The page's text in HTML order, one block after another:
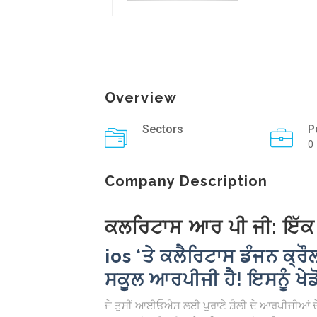
Overview
Sectors
0
Company Description
ਕਲਰਿਟਾਸ ਆਰ ਪੀ ਜੀ:
ios ‘ਤੇ ਕਲੈਰਿਟਾਸ ਡੰਜਨ
ਸਕੂਲ ਆਰਪੀਜੀ ਹੈ! ਇਸਨੂੰ
ਜੇ ਤੁਸੀਂ ਆਈਓਐਸ ਲਈ ਪੁਰਾਣੇ ਸ਼ੈਲੀ ਦੇ ਆਰਪੀਜੀਆਂ ਦੇ